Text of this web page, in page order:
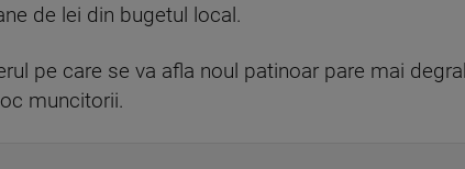
de lei din bugetul local.
pe care se va afla noul patinoar pare mai
muncitorii.